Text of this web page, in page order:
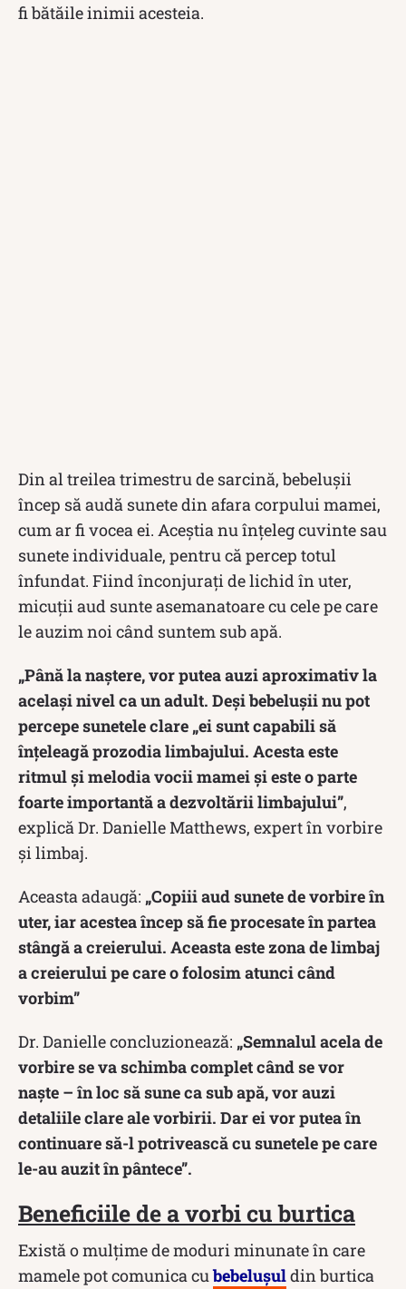
fi bătăile inimii acesteia.
Din al treilea trimestru de sarcină, bebelușii
încep să audă sunete din afara corpului mamei,
cum ar fi vocea ei. Aceștia nu înțeleg cuvinte sau
sunete individuale, pentru că percep totul
înfundat. Fiind înconjurați de lichid în uter,
micuții aud sunte asemanatoare cu cele pe care
le auzim noi când suntem sub apă.
„Până la naștere, vor putea auzi aproximativ la
același nivel ca un adult. Deși bebelușii nu pot
percepe sunetele clare „ei sunt capabili să
înțeleagă prozodia limbajului. Acesta este
ritmul și melodia vocii mamei și este o parte
foarte importantă a dezvoltării limbajului”,
explică Dr. Danielle Matthews, expert în vorbire
și limbaj.
Aceasta adaugă: „Copiii aud sunete de vorbire în
uter, iar acestea încep să fie procesate în partea
stângă a creierului. Aceasta este zona de limbaj
a creierului pe care o folosim atunci când
vorbim”
Dr. Danielle concluzionează: „Semnalul acela de
vorbire se va schimba complet când se vor
naște – în loc să sune ca sub apă, vor auzi
detaliile clare ale vorbirii. Dar ei vor putea în
continuare să-l potrivească cu sunetele pe care
le-au auzit în pântece”.
Beneficiile de a vorbi cu burtica
Există o mulțime de moduri minunate în care
mamele pot comunica cubebelușuldin burtica